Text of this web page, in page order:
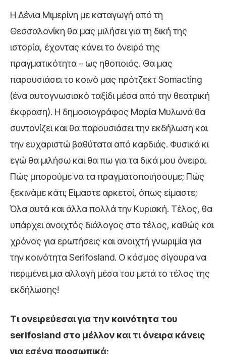
Η Δένια Μιμερίνη με καταγωγή από τη
Θεσσαλονίκη θα μας μιλήσει για τη δική της
ιστορία, έχοντας κάνει το όνειρό της
πραγματικότητα – ως ηθοποιός. Θα μας
παρουσιάσει το κοινό μας πρότζεκτ Somacting
(ένα αυτογνωσιακό ταξίδι μέσα από την θεατρική
έκφραση). Η δημοσιογράφος Μαρία Μυλωνά θα
συντονίζει και θα παρουσιάσει την εκδήλωση και
την ευχαριστώ βαθύτατα από καρδιάς. Φυσικά κι
εγώ θα μιλήσω και θα πω για τα δικά μου όνειρα.
Πώς μπορούμε να τα πραγματοποιήσουμε; Πώς
ξεκινάμε κάτι; Είμαστε αρκετοί, όπως είμαστε;
Όλα αυτά και άλλα πολλά την Κυριακή. Τέλος, θα
υπάρχει ανοιχτός διάλογος στο τέλος, καθώς και
χρόνος για ερωτήσεις και ανοιχτή γνωριμία για
την κοινότητα Serifosland. Ο κόσμος σίγουρα να
περιμένει μια αλλαγή μέσα του μετά το τέλος της
εκδήλωσης!
Τι ονειρεύεσαι για την κοινότητα του
serifosland στο μέλλον και τι όνειρα κάνεις
για εσένα προσωπικά;